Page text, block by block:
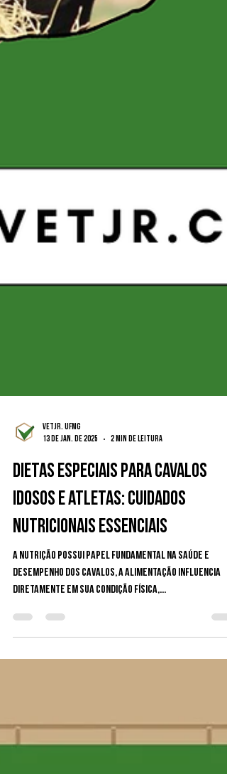
VetJr. UFMG
Dietas Especiais para Cavalos
Idosos e Atletas: Cuidados
Nutricionais Essenciais
desempenho dos cavalos, a alimentação influencia
diretamente em sua condição física,...